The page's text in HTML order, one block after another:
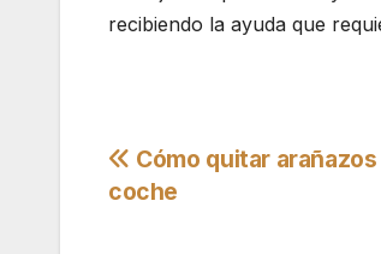
recibiendo la ayuda que
Navegación
Cómo quitar
coche